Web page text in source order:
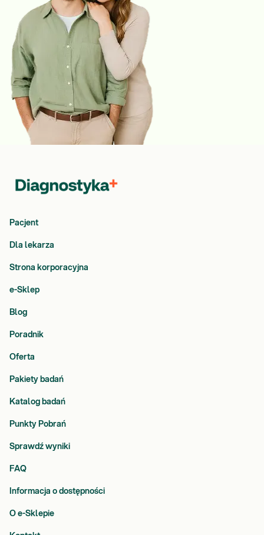
Pacjent
Dla lekarza
Strona korporacyjna
e-Sklep
Blog
Poradnik
Oferta
Pakiety badań
Katalog badań
Punkty Pobrań
Sprawdź wyniki
FAQ
Informacja o dostępności
O e-Sklepie